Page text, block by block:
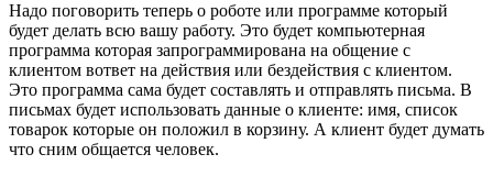
Надо поговорить теперь о роботе или программе который
будет делать всю вашу работу. Это будет компьютерная
программа которая запрограммирована на общение с
клиентом вответ на действия или бездействия с клиентом.
Это программа сама будет составлять и отправлять письма. В
письмах будет использовать данные о клиенте: имя, список
товарок которые он положил в корзину. А клиент будет думать
что сним общается человек.